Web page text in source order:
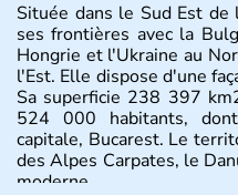
Située dans le Sud Est de
ses frontières avec la
Hongrie et l'Ukraine au
l'Est. Elle dispose d'une
Sa superficie 238 397
524 000 habitants,
capitale, Bucarest. Le
des Alpes Carpates, le
moderne.